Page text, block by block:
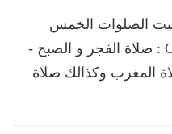
الصلوات الخمس
ومواعيد رفع الأذان في Caybasi : صلاة الفجر و الصبح -
المغرب وكذالك صلاة